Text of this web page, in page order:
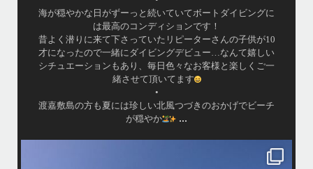
海が穏やかな日がずーっと続いていてボートダイビングに
は最高のコンディションです！
昔よく潜りに来て下さっていたリピーターさんの子供が10
才になったので一緒にダイビングデビュー…なんて嬉しい
シチュエーションもあり、毎日色々なお客様と楽しくご一
緒させて頂いてます
•
渡嘉敷島の方も夏には珍しい北風つづきのおかげでビーチ
が穏やか
...